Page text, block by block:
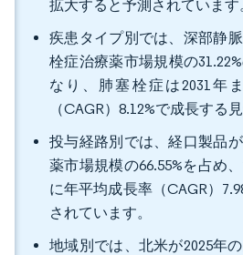
拡大すると予測されています
疾患タイプ別では、深部静
栓症治療薬市場規模の
なり、肺塞栓症は2031年
（CAGR）8.12%で成長する
投与経路別では、経口製品
薬市場規模の66.55%を占め
に年平均成長率（CAGR）
されています。
地域別では、北米が2025年